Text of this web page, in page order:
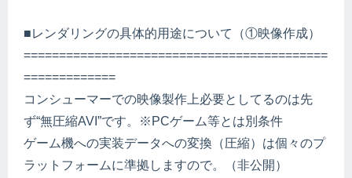
■レンダリングの具体的用途について（①映像作成）
===========================================
=============
コンシューマーでの映像製作上必要としてるのは先
ず“無圧縮AVI”です。※PCゲーム等とは別条件
ゲーム機への実装データへの変換（圧縮）は個々のプ
ラットフォームに準拠しますので。（非公開）